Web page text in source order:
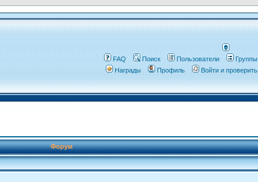
FAQ Поиск Пользователи Группы
Награды
Профиль Войти и
Форум